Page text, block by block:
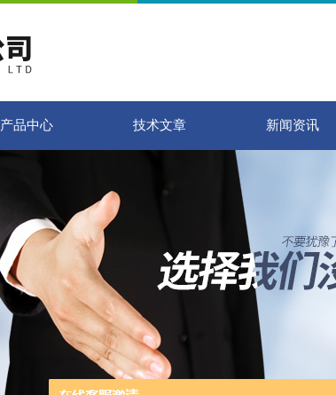
产品中心 技术文章 新闻资讯